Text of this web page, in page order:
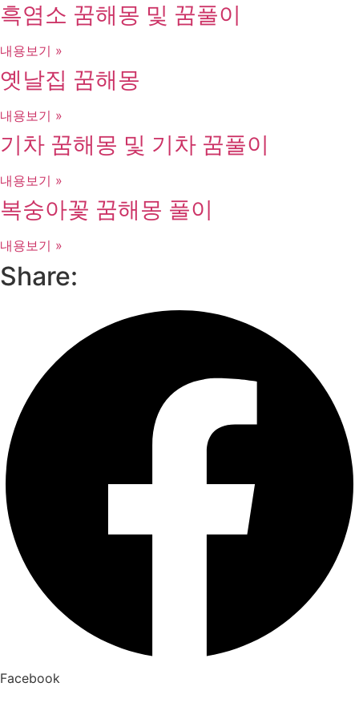
흑염소 꿈해몽 및 꿈풀이
내용보기 »
옛날집 꿈해몽
내용보기 »
기차 꿈해몽 및 기차 꿈풀이
내용보기 »
복숭아꽃 꿈해몽 풀이
내용보기 »
Share:
Facebook